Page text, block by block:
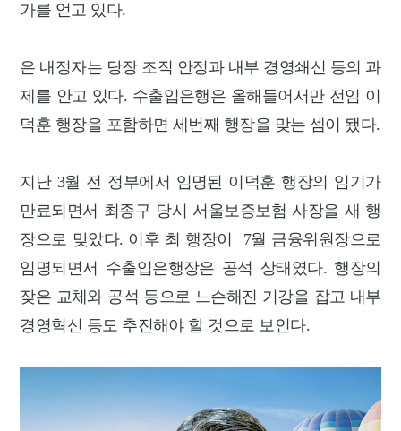
가를 얻고 있다.
은 내정자는 당장 조직 안정과 내부 경영쇄신 등의 과
제를 안고 있다. 수출입은행은 올해들어서만 전임 이
덕훈 행장을 포함하면 세번째 행장을 맞는 셈이 됐다.
지난 3월 전 정부에서 임명된 이덕훈 행장의 임기가
만료되면서 최종구 당시 서울보증보험 사장을 새 행
장으로 맞았다. 이후 최 행장이 7월 금융위원장으로
임명되면서 수출입은행장은 공석 상태였다. 행장의
잦은 교체와 공석 등으로 느슨해진 기강을 잡고 내부
경영혁신 등도 추진해야 할 것으로 보인다.